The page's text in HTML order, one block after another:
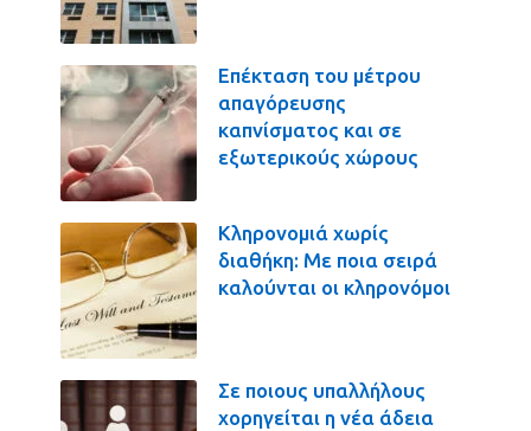
Επέκταση του μέτρου
απαγόρευσης
καπνίσματος και σε
εξωτερικούς χώρους
Κληρονομιά χωρίς
διαθήκη: Με ποια σειρά
καλούνται οι κληρονόμοι
Σε ποιους υπαλλήλους
χορηγείται η νέα άδεια